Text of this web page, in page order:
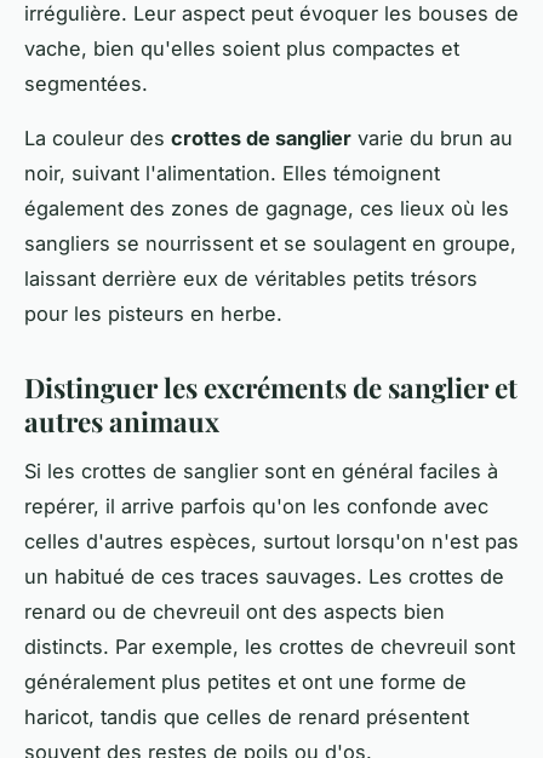
irrégulière. Leur aspect peut évoquer les bouses de
vache, bien qu'elles soient plus compactes et
segmentées.
La couleur des crottes de sanglier varie du brun au
noir, suivant l'alimentation. Elles témoignent
également des zones de gagnage, ces lieux où les
sangliers se nourrissent et se soulagent en groupe,
laissant derrière eux de véritables petits trésors
pour les pisteurs en herbe.
Distinguer les excréments de sanglier et
autres animaux
Si les crottes de sanglier sont en général faciles à
repérer, il arrive parfois qu'on les confonde avec
celles d'autres espèces, surtout lorsqu'on n'est pas
un habitué de ces traces sauvages. Les crottes de
renard ou de chevreuil ont des aspects bien
distincts. Par exemple, les crottes de chevreuil sont
généralement plus petites et ont une forme de
haricot, tandis que celles de renard présentent
souvent des restes de poils ou d'os.